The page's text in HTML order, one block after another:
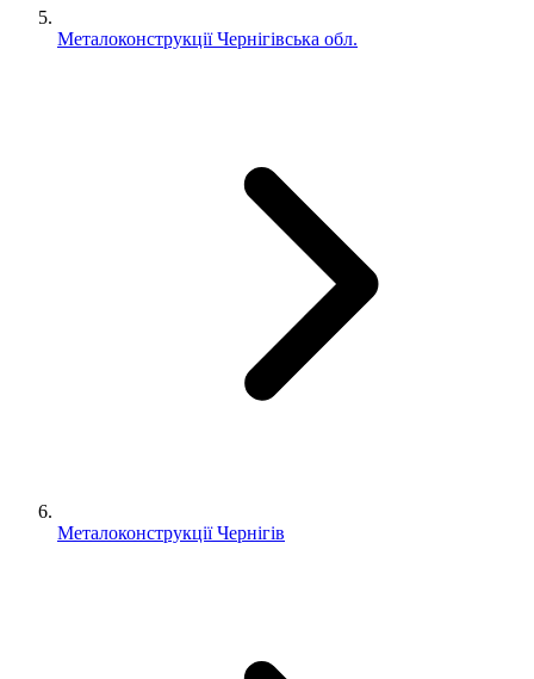
Металоконструкції Чернігівська обл.
Металоконструкції Чернігів